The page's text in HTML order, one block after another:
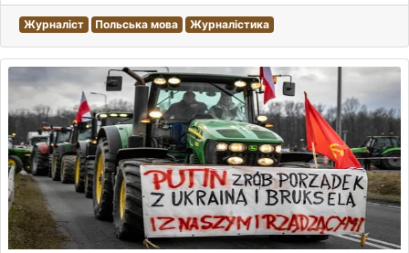
Журналіст Польська мова Журналістика